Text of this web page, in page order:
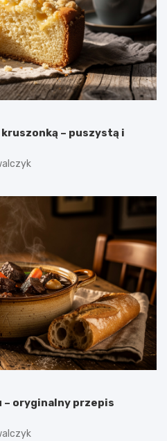
– puszystą i
– oryginalny przepis